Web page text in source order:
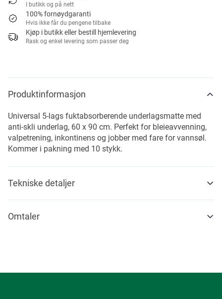
I butikk og på nett
100% fornøydgaranti
Hvis ikke får du pengene tilbake
Kjøp i butikk eller bestill hjemlevering
Rask og enkel levering som passer deg
Produktinformasjon
Universal 5-lags fuktabsorberende underlagsmatte med
anti-skli underlag, 60 x 90 cm. Perfekt for bleieavvenning,
valpetrening, inkontinens og jobber med fare for vannsøl.
Kommer i pakning med 10 stykk.
Tekniske detaljer
Omtaler